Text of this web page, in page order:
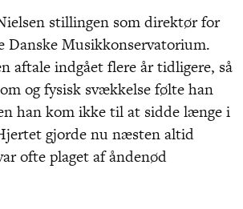
stillingen som direktør for
Danske Musikkonservatorium.
aftale indgået flere år tidligere, så
og fysisk svækkelse følte han
han kom ikke til at sidde længe i
gjorde nu næsten altid
ofte plaget af åndenød